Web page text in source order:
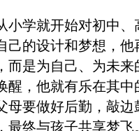
小学就开始对初中、
己的设计和梦想，他
而是为自己、为未来
醒，他就有乐在其中
母要做好后勤，敲边
最终与孩子共享梦飞